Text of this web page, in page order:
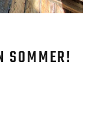
SOMMER!